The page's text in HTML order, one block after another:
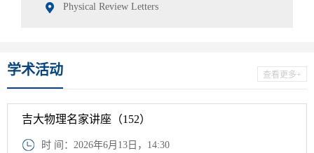
Physical Review Letters
学术活动 查看更多+
吉大物理名家讲座（152）
时 间：2026年6月13日，14:30